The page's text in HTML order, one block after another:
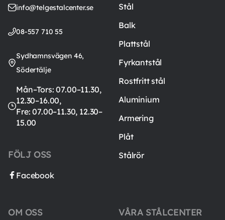
info@telgestalcenter.se
08-557 710 55
Sydhamnsvägen 46,
Södertälje
Mån–Tors: 07.00–11.30,
12.30–16.00,
Fre: 07.00–11.30, 12.30–
15.00
FÖLJ OSS
Facebook
Stål
Balk
Plattstål
Fyrkantstål
Rostfritt stål
Aluminium
Armering
Plåt
Stålrör
VÅRA STÅLCENTER
OM OSS